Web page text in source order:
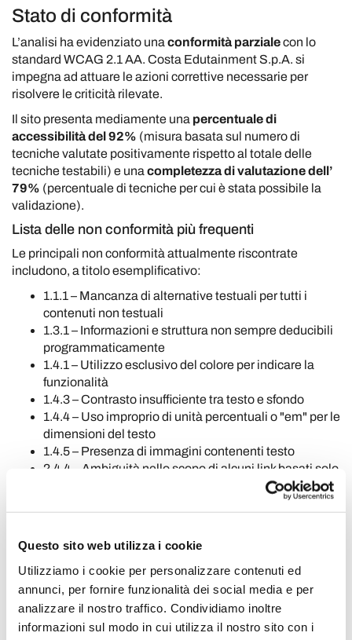
Questo sito web utilizza i cookie
Utilizziamo i cookie per personalizzare contenuti ed
annunci, per fornire funzionalità dei social media e per
analizzare il nostro traffico. Condividiamo inoltre
informazioni sul modo in cui utilizza il nostro sito con i
Stato di conformità
L’analisi ha evidenziato una conformità parzialecon lo
standard WCAG 2.1 AA. Costa Edutainment S.p.A. si
impegna ad attuare le azioni correttive necessarie per
risolvere le criticità rilevate.
Il sito presenta mediamente una percentuale di
accessibilità del 92% (misura basata sul numero di
tecniche valutate positivamente rispetto al totale delle
tecniche testabili) e una completezza di valutazione dell’
79% (percentuale di tecniche per cui è stata possibile la
validazione).
Lista delle non conformità più frequenti
Le principali non conformità attualmente riscontrate
includono, a titolo esemplificativo:
1.1.1 – Mancanza di alternative testuali per tutti i
contenuti non testuali
1.3.1 – Informazioni e struttura non sempre deducibili
programmaticamente
1.4.1 – Utilizzo esclusivo del colore per indicare la
funzionalità
1.4.3 – Contrasto insufficiente tra testo e sfondo
1.4.4 – Uso improprio di unità percentuali o "em" per le
dimensioni del testo
1.4.5 – Presenza di immagini contenenti testo
2.4.4 – Ambiguità nello scopo di alcuni link basati solo
2.4.7 – Mancata visibilità completa del focus su
4.1.2 – Alcuni campi input privi di nome accessibile
Redazione della dichiarazione di